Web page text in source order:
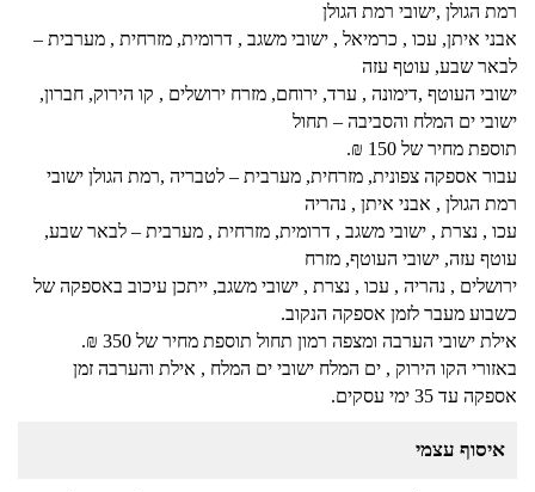
רמת הגולן ,ישובי רמת הגולן
אבני איתן, עכו , כרמיאל , ישובי משגב , דרומית, מזרחית , מערבית –
לבאר שבע, עוטף עזה
ישובי העוטף ,דימונה , ערד, ירוחם, מזרח ירושלים , קו הירוק, חברון,
ישובי ים המלח והסביבה – תחול
תוספת מחיר של 150 ₪.
עבור אספקה צפונית, מזרחית, מערבית – לטבריה ,רמת הגולן ישובי
רמת הגולן , אבני איתן , נהריה
עכו , נצרת , ישובי משגב , דרומית, מזרחית , מערבית – לבאר שבע,
עוטף עזה, ישובי העוטף, מזרח
ירושלים , נהריה , עכו , נצרת , ישובי משגב, ייתכן עיכוב באספקה של
כשבוע מעבר לזמן אספקה הנקוב.
אילת ישובי הערבה ומצפה רמון תחול תוספת מחיר של 350 ₪.
באזורי הקו הירוק , ים המלח ישובי ים המלח , אילת והערבה זמן
אספקה עד 35 ימי עסקים.
איסוף עצמי